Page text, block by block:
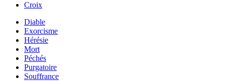
Croix
Diable
Exorcisme
Hérésie
Mort
Péchés
Purgatoire
Souffrance